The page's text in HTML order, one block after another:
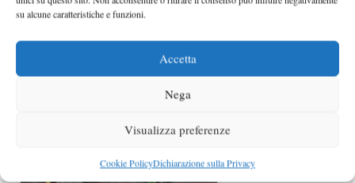
su alcune caratteristiche e funzioni.
Accetta
Nega
Visualizza preferenze
Cookie PolicyDichiarazione sulla Privacy